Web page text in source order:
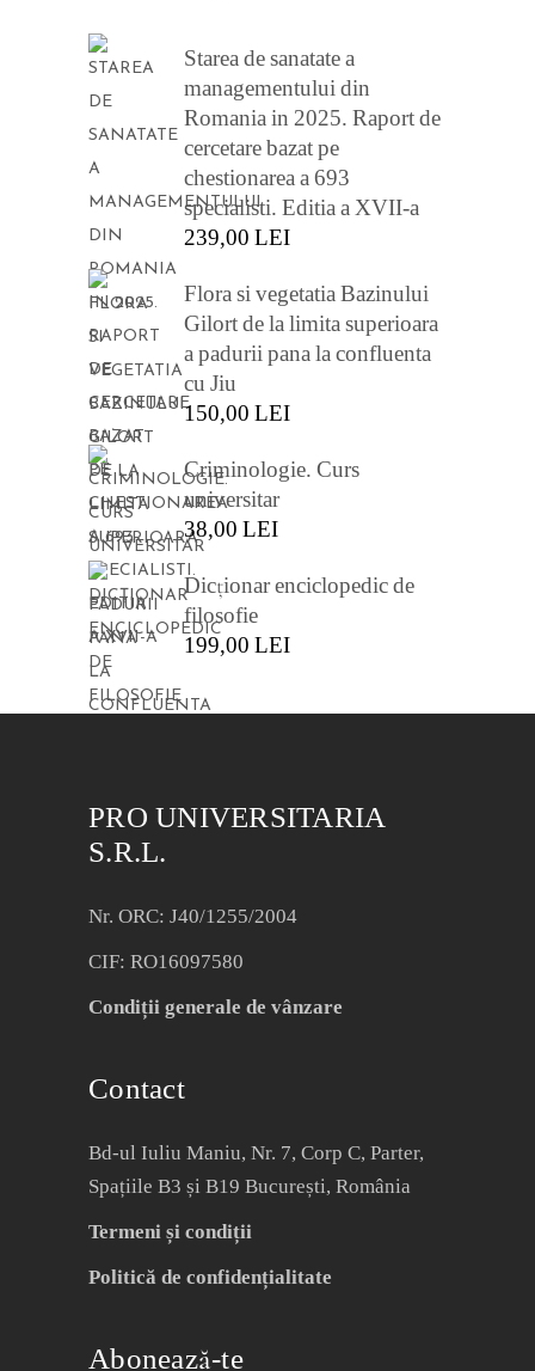
Starea de sanatate a
managementului din
Romania in 2025. Raport de
cercetare bazat pe
chestionarea a 693
specialisti. Editia a XVII-a
239,00 LEI
Flora si vegetatia Bazinului
Gilort de la limita superioara
a padurii pana la confluenta
cu Jiu
150,00 LEI
Criminologie. Curs
universitar
38,00 LEI
Dicționar enciclopedic de
filosofie
199,00 LEI
PRO UNIVERSITARIA
S.R.L.
Nr. ORC: J40/1255/2004
CIF: RO16097580
Condiții generale de vânzare
Contact
Bd-ul Iuliu Maniu, Nr. 7, Corp C, Parter,
Spațiile B3 și B19 București, România
Termeni și condiții
Politică de confidențialitate
Abonează-te